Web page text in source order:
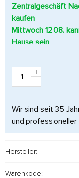
Zentralgeschäft
kaufen
Mittwoch 12.08.
Hause sein
+
-
Wir sind seit 35
und professioneller
Hersteller:
Warenkode: